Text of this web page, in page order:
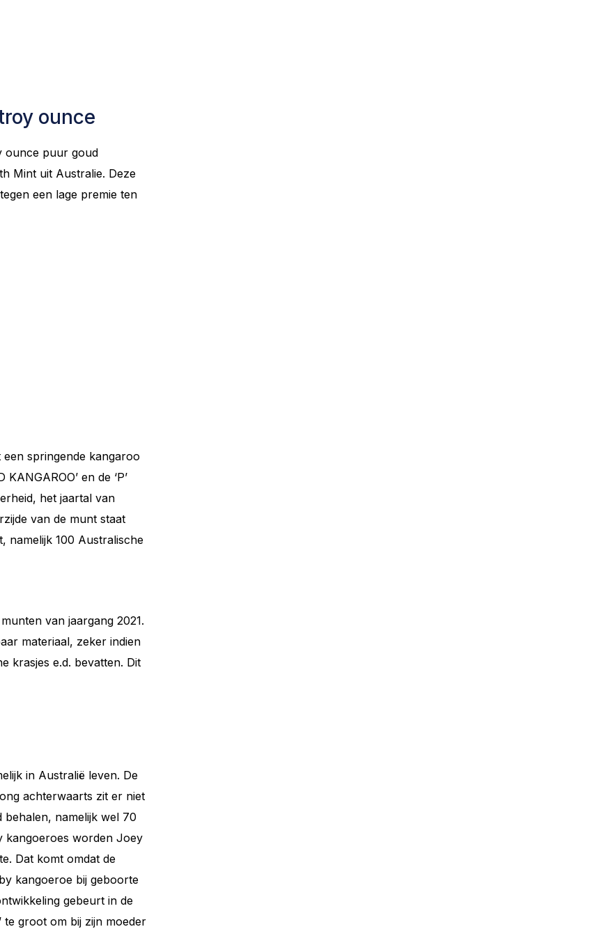
ounce
ounce puur goud
Mint uit Australie. Deze
een lage premie ten
springende kangaroo
en de ‘P’
het jaartal van
van de munt staat
namelijk 100 Australische
van jaargang 2021.
materiaal, zeker indien
krasjes e.d. bevatten. Dit
in Australië leven. De
achterwaarts zit er niet
namelijk wel 70
kangoeroes worden Joey
Dat komt omdat de
kangoeroe bij geboorte
gebeurt in de
te groot om bij zijn moeder